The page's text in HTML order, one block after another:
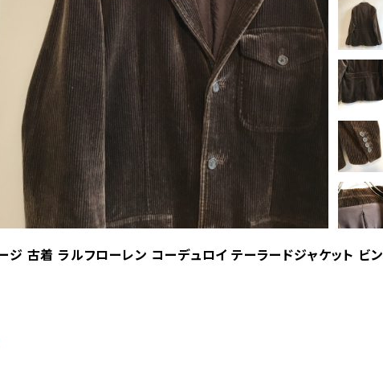
ジ 古着 ラルフローレン コーデュロイ テーラードジャケット ビン